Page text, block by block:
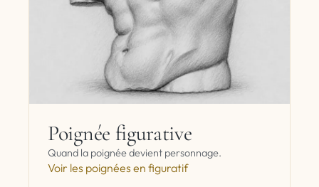
Poignée figurative
Quand la poignée devient personnage.
Voir les poignées en figuratif